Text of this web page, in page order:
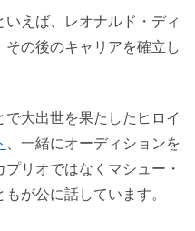
いえば、レオナルド・ディ
の後のキャリアを確立し
大出世を果たしたヒロイ
、一緒にオーディションを
リオではなくマシュー・
が公に話しています。